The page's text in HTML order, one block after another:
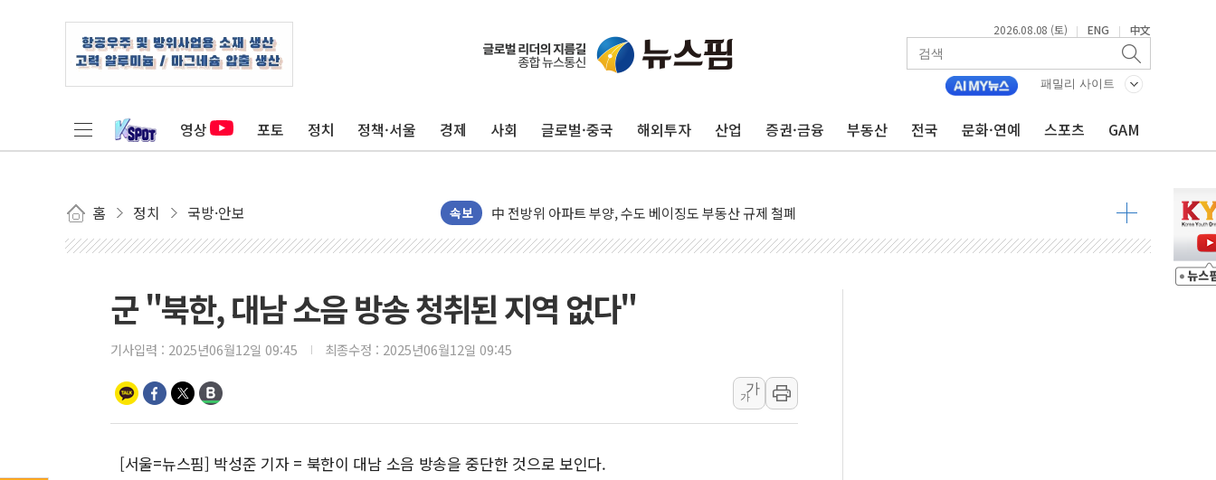
2026.08.08 (토) | ENG | 中文
패밀리 사이트
영상 포토 정치 정책·서울 경제 사회 글로벌·중국 해외투자 산업 증권·금융 부동산 전국 문화·연예 스포츠 GAM
홈 정치 국방·안보 속보
동해중부 전 해상 풍랑주의보…10일까지 최대 3.5m 높은 물결
인제 용대리 계곡서 수위 상승으로 피서객 7명 고립…전원 구조
동해시, 11~14일 '별똥별 멍' 운영…페르세우스 유성우 관측
청양 밭에서 일하던 90대 숨져…온열질환 여부 조사
폭염에 車 운전면허 기능시험 오전 집중 편성…체감온도 38도 넘으면 중단
李대통령, 'ISA·주가누르기 방지법' 전면 재검토 지시
'호우 특보' 경북 울진 시간당 20~30mm 강한 비...가뭄 해소될 듯
주말 무더위·열대야 지속…내륙 곳곳 소나기
충북 주말 무더위 지속…청주·진천 35도, 곳곳 소나기
군 "북한, 대남 소음 방송 청취된 지역 없다"
기사입력 : 2025년06월12일 09:45 최종수정 : 2025년06월12일 09:45
가
가
[서울=뉴스핌] 박성준 기자 = 북한이 대남 소음 방송을 중단한 것으로 보인다.